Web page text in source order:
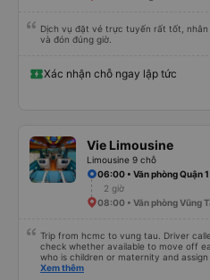
Dịch vụ đặt vé trực tuyến rất tốt, nhân
và đón đúng giờ.
Xác nhận chỗ ngay lập tức
Vie Limousine
Limousine 9 chỗ
06:00 • Văn phòng Quận 1
2 giờ
08:00 • Văn phòng Vũng
Trip from hcmc to vung tau. Driver
check whether available to move off
who is children or maternity and
There are space to put your luggage.
Xem thêm